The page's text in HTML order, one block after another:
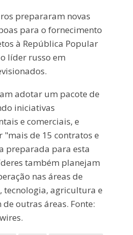
prepararam novas
para o fornecimento
à República Popular
líder russo em
adotar um pacote de
iniciativas
e comerciais, e
"mais de 15 contratos e
preparada para esta
também planejam
nas áreas de
tecnologia, agricultura e
outras áreas. Fonte: